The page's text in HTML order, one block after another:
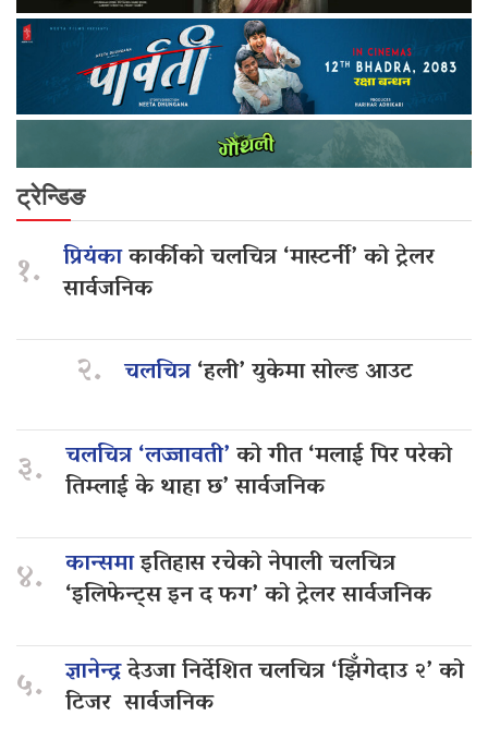
ट्रेन्डिङ
१. प्रियंकाकार्कीको चलचित्र ‘मास्टर्नी’ को ट्रेलर
सार्वजनिक
२. चलचित्र‘हली’ युकेमा सोल्ड आउट
३. चलचित्र ‘लज्जावती’को गीत ‘मलाई पिर परेको
तिम्लाई के थाहा छ’ सार्वजनिक
४. कान्समाइतिहास रचेको नेपाली चलचित्र
‘इलिफेन्ट्स इन द फग’ को ट्रेलर सार्वजनिक
५. ज्ञानेन्द्रदेउजा निर्देशित चलचित्र ‘झिँगेदाउ २’ को
टिजर सार्वजनिक